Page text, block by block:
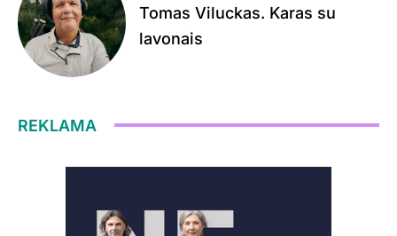
Tomas Viluckas. Karas su
lavonais
REKLAMA